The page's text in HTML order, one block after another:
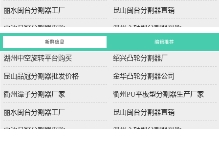
丽水闽台分割器工厂 昆山闽台分割器直销
宁波品冠分割器采购 温州心轴型分割器采购
新鲜信息 编辑推荐
湖州中空旋转平台购买 绍兴凸轮分割器厂
昆山品冠分割器批发价格 金华凸轮分割器公司
衢州潭子分割器厂家 衢州PU平板型分割器生产厂家
丽水闽台分割器工厂 昆山闽台分割器直销
宁波品冠分割器采购 温州心轴型分割器采购